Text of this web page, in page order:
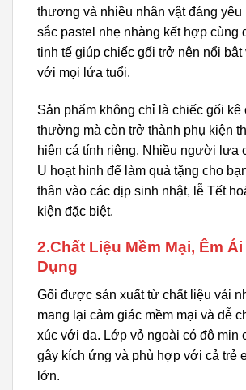
thương và nhiều nhân vật đáng yêu
sắc pastel nhẹ nhàng kết hợp cùng
tinh tế giúp chiếc gối trở nên nổi
với mọi lứa tuổi.
Sản phẩm không chỉ là chiếc gối kê
thường mà còn trở thành phụ kiện
hiện cá tính riêng. Nhiều người lựa
U hoạt hình để làm quà tặng cho
thân vào các dịp sinh nhật, lễ Tết
kiện đặc biệt.
2.Chất Liệu Mềm Mại, Êm
Dụng
Gối được sản xuất từ chất liệu vải
mang lại cảm giác mềm mại và dễ
xúc với da. Lớp vỏ ngoài có độ mịn
gây kích ứng và phù hợp với cả trẻ
lớn.